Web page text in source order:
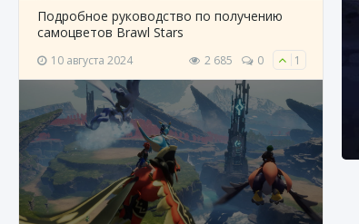
Подробное руководство по получению
самоцветов Brawl Stars
10 августа 2024 2 685 0 1